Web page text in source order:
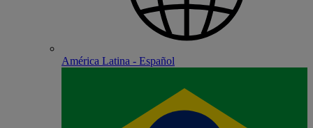
América Latina - Español